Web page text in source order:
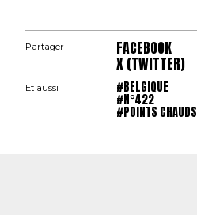
Partager FACEBOOK
X (TWITTER)
Et aussi #BELGIQUE
#N°422
#POINTS CHAUDS